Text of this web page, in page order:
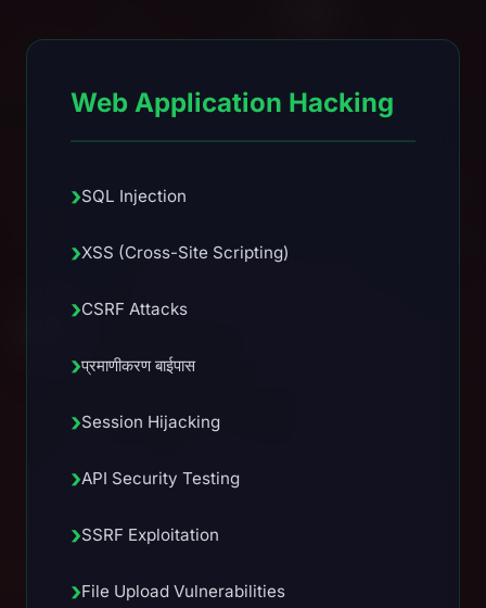
Web Application Hacking
›SQL Injection
›XSS (Cross-Site Scripting)
›CSRF Attacks
›प्रमाणीकरण बाईपास
›Session Hijacking
›API Security Testing
›SSRF Exploitation
›File Upload Vulnerabilities